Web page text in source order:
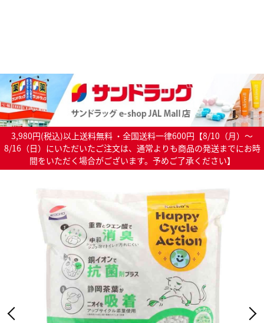
3,980円(税込)以上送料無料 ・全国送料一律600円【8/10（月）～
8/16（日）にいただいたご注文は、通常よりも商品の発送までにお時
間をいただく場合がございます。予めご了承ください】